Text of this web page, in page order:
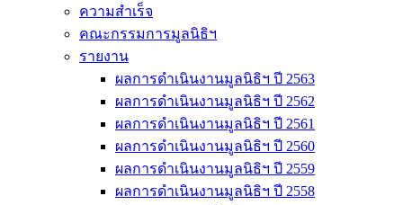
ความสำเร็จ
คณะกรรมการมูลนิธิฯ
รายงาน
ผลการดำเนินงานมูลนิธิฯ ปี 2563
ผลการดำเนินงานมูลนิธิฯ ปี 2562
ผลการดำเนินงานมูลนิธิฯ ปี 2561
ผลการดำเนินงานมูลนิธิฯ ปี 2560
ผลการดำเนินงานมูลนิธิฯ ปี 2559
ผลการดำเนินงานมูลนิธิฯ ปี 2558